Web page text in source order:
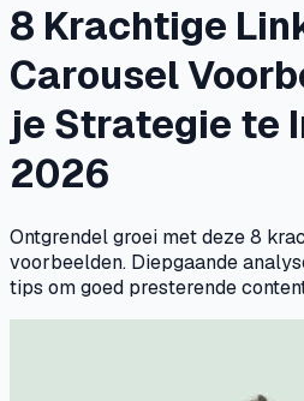
8 Krachtige
Carousel
je Strategie te
2026
Ontgrendel groei met deze 8
voorbeelden. Diepgaande
tips om goed presterende